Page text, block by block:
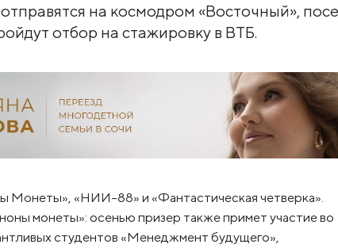
на космодром «Восточный»,
отбор на стажировку в ВТБ.
Монеты», «НИИ-88» и «Фантастическая четверка».
монеты»: осенью призер также примет участие во
студентов «Менеджмент будущего»,